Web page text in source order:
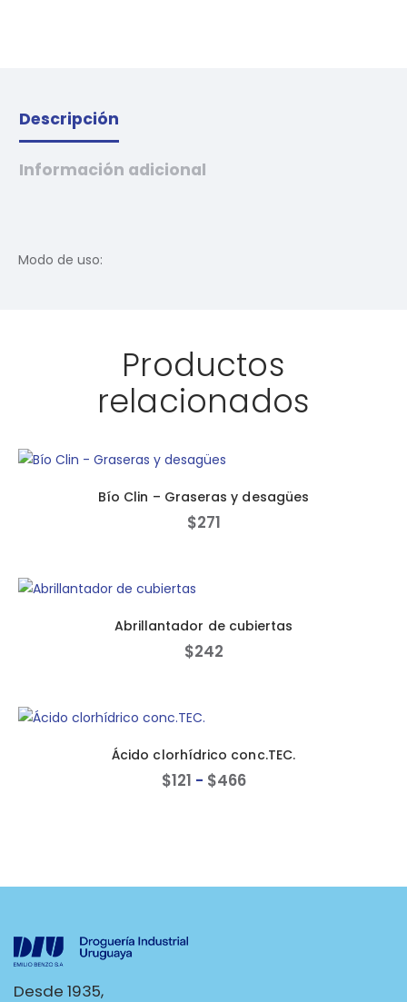
Descripción
Información adicional
Modo de uso:
Productos
relacionados
Bío Clin – Graseras y desagües
$271
Abrillantador de cubiertas
$242
Ácido clorhídrico conc.TEC.
$121 - $466
Desde 1935,